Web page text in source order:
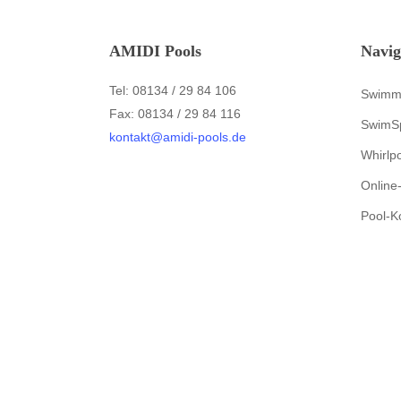
AMIDI Pools
Tel: 08134 / 29 84 106
Fax: 08134 / 29 84 116
kontakt@amidi-pools.de
Pool-